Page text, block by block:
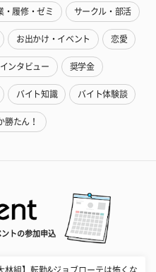
・履修・ゼミ サークル・部活
お出かけ・イベント 恋愛
ンタビュー 奨学金
バイト知識 バイト体験談
勝たん！
トの参加申込
林組】転勤&ジョブローテは怖くな